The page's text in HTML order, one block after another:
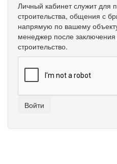
Личный кабинет служит для
строительства, общения с
напрямую по вашему
менеджер после заключения
строительство.